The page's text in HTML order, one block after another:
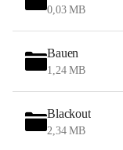
0,03 MB
Bauen
1,24 MB
Blackout
2,34 MB